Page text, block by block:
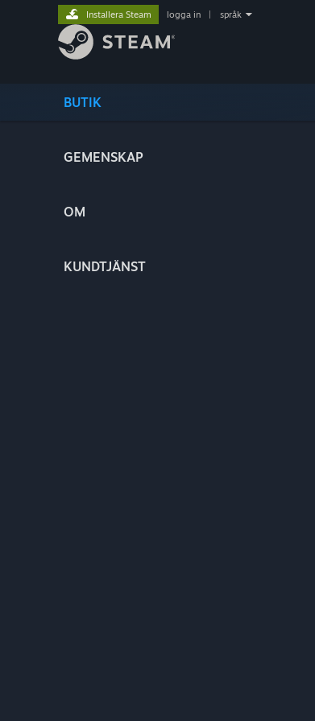
BUTIK
GEMENSKAP
OM
KUNDTJÄNST
Installera Steam logga in språk